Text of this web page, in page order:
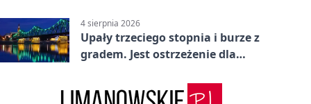
4 sierpnia 2026
Upały trzeciego stopnia i burze z
gradem. Jest ostrzeżenie dla